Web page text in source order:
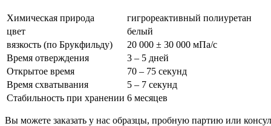
Химическая природа
гигрореактивный полиуретан
цвет
белый
вязкость (по Брукфильду)
20 000 ± 30 000 мПа/с
Время отверждения
3 – 5 дней
Открытое время
70 – 75 секунд
Время схватывания
5 – 7 секунд
Стабильность при хранении 6 месяцев
Вы можете заказать у нас образцы, пробную партию или